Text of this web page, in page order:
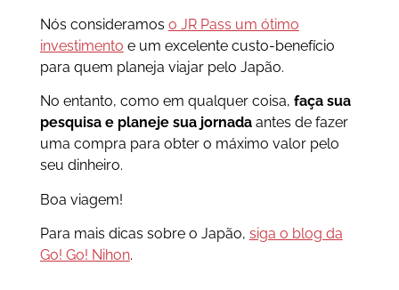
Nós consideramos o JR Pass um ótimo
investimento e um excelente custo-benefício
para quem planeja viajar pelo Japão.
No entanto, como em qualquer coisa, faça sua
pesquisa e planeje sua jornadaantes de fazer
uma compra para obter o máximo valor pelo
seu dinheiro.
Boa viagem!
Para mais dicas sobre o Japão, siga o blog da
Go! Go! Nihon.